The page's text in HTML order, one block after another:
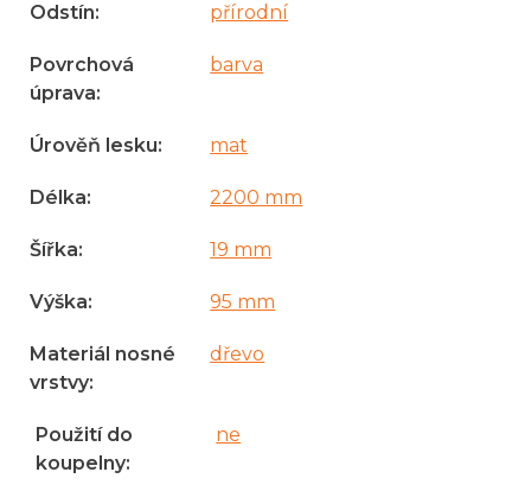
Odstín: přírodní
Povrchová
úprava:
barva
Úrověň lesku: mat
Délka: 2200 mm
Šířka: 19 mm
Výška: 95 mm
Materiál nosné
vrstvy:
dřevo
Použití do
koupelny:
ne